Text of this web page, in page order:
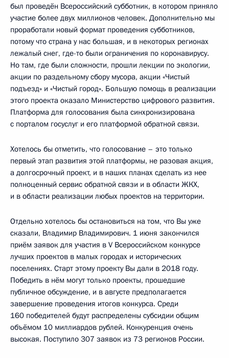
был проведён Всероссийский субботник, в котором приняло
участие более двух миллионов человек. Дополнительно мы
проработали новый формат проведения субботников,
потому что страна у нас большая, и в некоторых регионах
лежалый снег, где-то были ограничения по коронавирусу.
Но там, где были сложности, прошли лекции по экологии,
акции по раздельному сбору мусора, акции «Чистый
подъезд» и «Чистый город». Большую помощь в реализации
этого проекта оказало Министерство цифрового развития.
Платформа для голосования была синхронизирована
с порталом госуслуг и его платформой обратной связи.
Хотелось бы отметить, что голосование – это только
первый этап развития этой платформы, не разовая акция,
а долгосрочный проект, и в наших планах сделать из нее
полноценный сервис обратной связи и в области ЖКХ,
и в области реализации любых проектов на территории.
Отдельно хотелось бы остановиться на том, что Вы уже
сказали, Владимир Владимирович. 1 июня закончился
приём заявок для участия в V Всероссийском конкурсе
лучших проектов в малых городах и исторических
поселениях. Старт этому проекту Вы дали в 2018 году.
Победить в нём могут только проекты, прошедшие
публичное обсуждение, и в августе предполагается
завершение проведения итогов конкурса. Среди
160 победителей будут распределены субсидии общим
объёмом 10 миллиардов рублей. Конкуренция очень
высокая. Поступило 307 заявок из 73 регионов России.